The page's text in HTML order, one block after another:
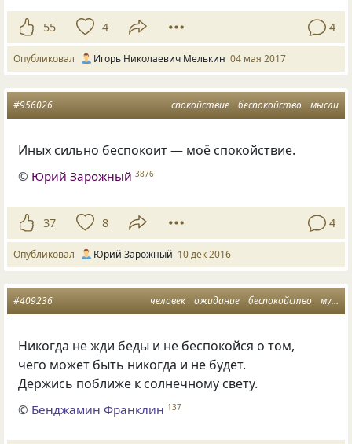
55 4 4
Опубликовал Игорь Николаевич Мелькин 04 мая 2017
спокойствие беспокойство мысли
#956026
Иных сильно беспокоит — моё спокойствие.
© Юрий Зарожный 3876
37 8 4
Опубликовал Юрий Зарожный 10 дек 2016
человек ожидание беспокойство мудрость
#409236
Никогда не жди беды и не беспокойся о том,
чего может быть никогда и не будет.
Держись поближе к солнечному свету.
© Бенджамин Франклин 137